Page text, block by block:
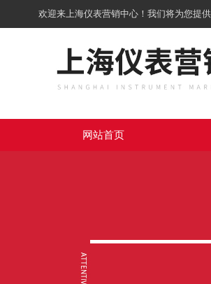
欢迎来上海仪表营销中心！我们将为您提
网站首页